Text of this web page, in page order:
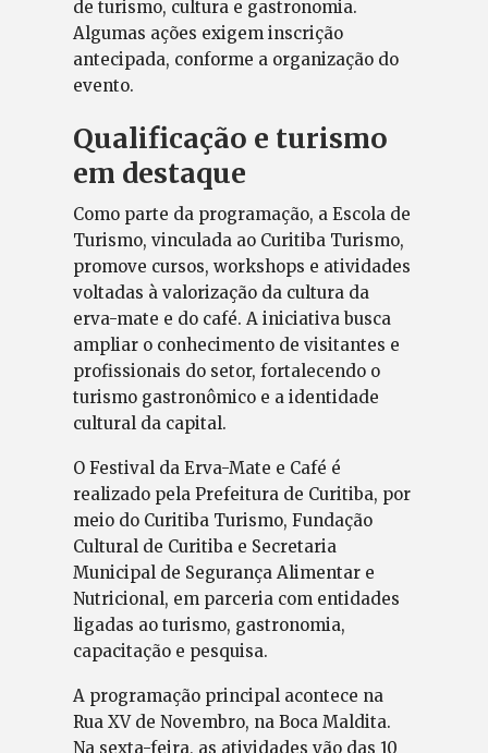
de turismo, cultura e gastronomia.
Algumas ações exigem inscrição
antecipada, conforme a organização do
evento.
Qualificação e turismo
em destaque
Como parte da programação, a Escola de
Turismo, vinculada ao Curitiba Turismo,
promove cursos, workshops e atividades
voltadas à valorização da cultura da
erva-mate e do café. A iniciativa busca
ampliar o conhecimento de visitantes e
profissionais do setor, fortalecendo o
turismo gastronômico e a identidade
cultural da capital.
O Festival da Erva-Mate e Café é
realizado pela Prefeitura de Curitiba, por
meio do Curitiba Turismo, Fundação
Cultural de Curitiba e Secretaria
Municipal de Segurança Alimentar e
Nutricional, em parceria com entidades
ligadas ao turismo, gastronomia,
capacitação e pesquisa.
A programação principal acontece na
Rua XV de Novembro, na Boca Maldita.
Na sexta-feira, as atividades vão das 10